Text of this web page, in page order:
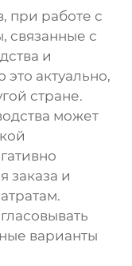
при работе с
связанные с
и
актуально,
стране.
может
заказа и
варианты